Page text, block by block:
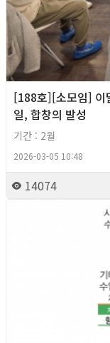
[188호][소모임] 이
일, 합창의 발성
기간 : 2월
2026-03-05 10:48
14074